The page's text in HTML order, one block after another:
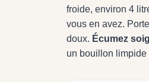
froide, environ 4
vous en avez.
doux. Écumez
un bouillon limpide